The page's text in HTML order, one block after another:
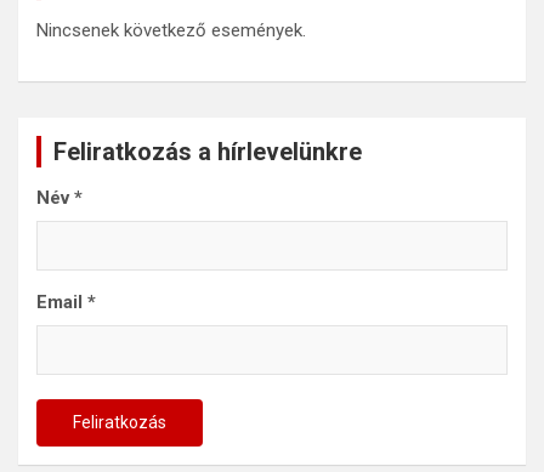
Nincsenek következő események.
Feliratkozás a hírlevelünkre
Név*
Email *